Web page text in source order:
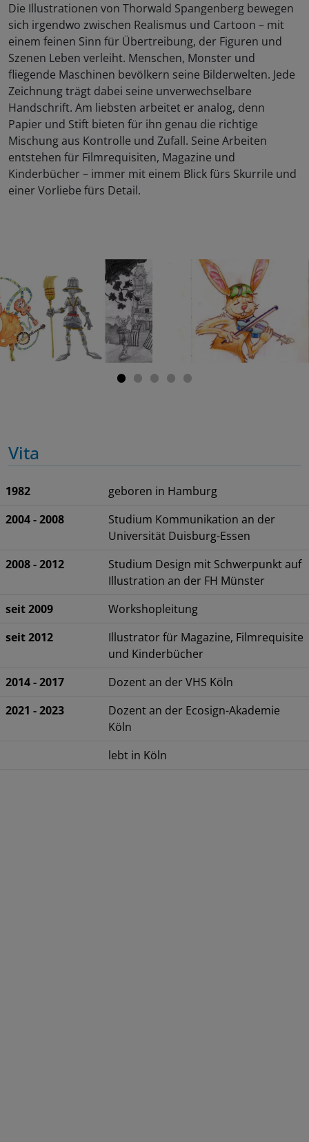
Die Illustrationen von Thorwald Spangenberg bewegen
sich irgendwo zwischen Realismus und Cartoon – mit
einem feinen Sinn für Übertreibung, der Figuren und
Szenen Leben verleiht. Menschen, Monster und
fliegende Maschinen bevölkern seine Bilderwelten. Jede
Zeichnung trägt dabei seine unverwechselbare
Handschrift. Am liebsten arbeitet er analog, denn
Papier und Stift bieten für ihn genau die richtige
Mischung aus Kontrolle und Zufall. Seine Arbeiten
entstehen für Filmrequisiten, Magazine und
Kinderbücher – immer mit einem Blick fürs Skurrile und
einer Vorliebe fürs Detail.
Vita
1982
geboren in Hamburg
2004 - 2008
Studium Kommunikation an der
Universität Duisburg-Essen
2008 - 2012
Studium Design mit Schwerpunkt auf
Illustration an der FH Münster
seit 2009
Workshopleitung
seit 2012
Illustrator für Magazine, Filmrequisite
und Kinderbücher
2014 - 2017
Dozent an der VHS Köln
2021 - 2023
Dozent an der Ecosign-Akademie
Köln
lebt in Köln